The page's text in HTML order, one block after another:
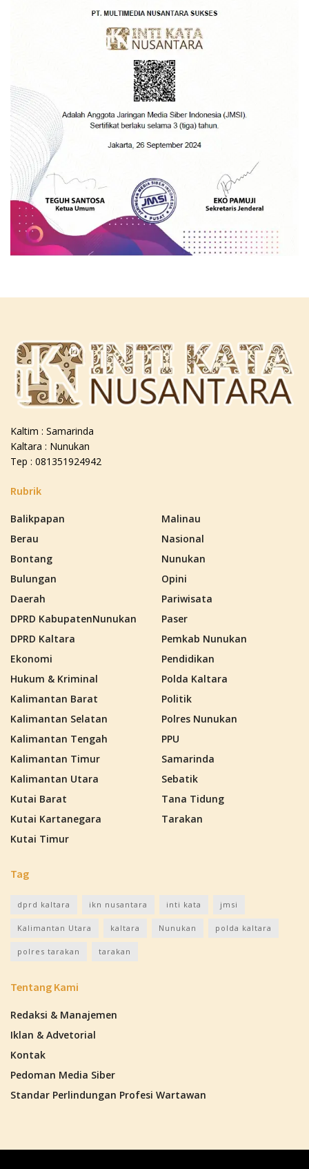
Kaltim : Samarinda
Kaltara : Nunukan
Tep : 081351924942
Rubrik
Balikpapan
Berau
Bontang
Bulungan
Daerah
DPRD KabupatenNunukan
DPRD Kaltara
Ekonomi
Hukum & Kriminal
Kalimantan Barat
Kalimantan Selatan
Kalimantan Tengah
Kalimantan Timur
Kalimantan Utara
Kutai Barat
Kutai Kartanegara
Kutai Timur
Malinau
Nasional
Nunukan
Opini
Pariwisata
Paser
Pemkab Nunukan
Pendidikan
Polda Kaltara
Politik
Polres Nunukan
PPU
Samarinda
Sebatik
Tana Tidung
Tarakan
Tag
dprd kaltara ikn nusantara inti kata jmsi
Kalimantan Utara kaltara Nunukan polda kaltara
polres tarakan tarakan
Tentang Kami
Redaksi & Manajemen
Iklan & Advetorial
Kontak
Pedoman Media Siber
Standar Perlindungan Profesi Wartawan